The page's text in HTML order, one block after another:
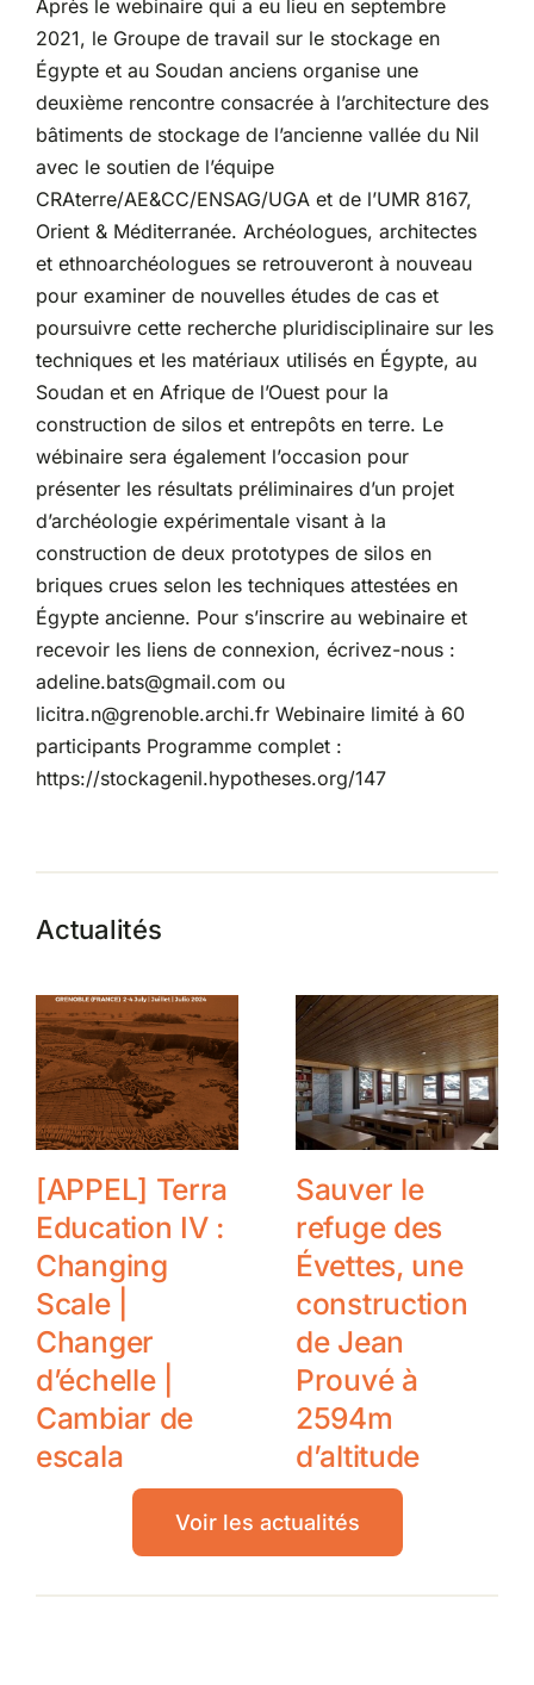
Après le webinaire qui a eu lieu en septembre
2021, le Groupe de travail sur le stockage en
Égypte et au Soudan anciens organise une
deuxième rencontre consacrée à l’architecture des
bâtiments de stockage de l’ancienne vallée du Nil
avec le soutien de l’équipe
CRAterre/AE&CC/ENSAG/UGA et de l’UMR 8167,
Orient & Méditerranée. Archéologues, architectes
et ethnoarchéologues se retrouveront à nouveau
pour examiner de nouvelles études de cas et
poursuivre cette recherche pluridisciplinaire sur les
techniques et les matériaux utilisés en Égypte, au
Soudan et en Afrique de l’Ouest pour la
construction de silos et entrepôts en terre. Le
wébinaire sera également l’occasion pour
présenter les résultats préliminaires d’un projet
d’archéologie expérimentale visant à la
construction de deux prototypes de silos en
briques crues selon les techniques attestées en
Égypte ancienne. Pour s’inscrire au webinaire et
recevoir les liens de connexion, écrivez-nous :
adeline.bats@gmail.com ou
licitra.n@grenoble.archi.fr Webinaire limité à 60
participants Programme complet :
https://stockagenil.hypotheses.org/147
Actualités
[APPEL] Terra
Education IV :
Changing
Scale |
Changer
d’échelle |
Cambiar de
escala
Sauver le
refuge des
Évettes, une
construction
de Jean
Prouvé à
2594m
d’altitude
Voir les actualités